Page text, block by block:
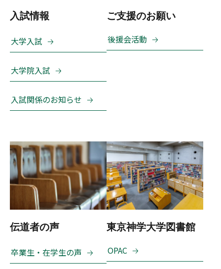
入試情報
大学入試
大学院入試
入試関係のお知らせ
ご支援のお願い
後援会活動
伝道者の声
卒業生・在学生の声
東京神学大学図書館
OPAC